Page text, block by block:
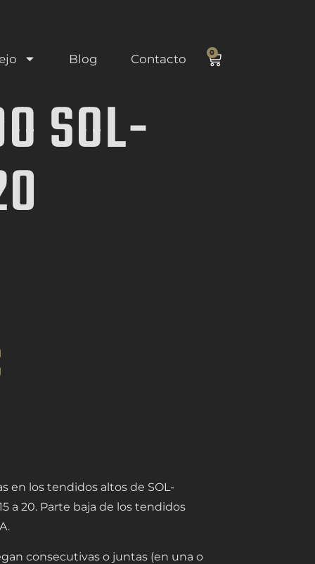
Blog Contacto 0
SOL-
en los tendidos altos de SOL-
a 20. Parte baja de los tendidos
consecutivas o juntas (en una o